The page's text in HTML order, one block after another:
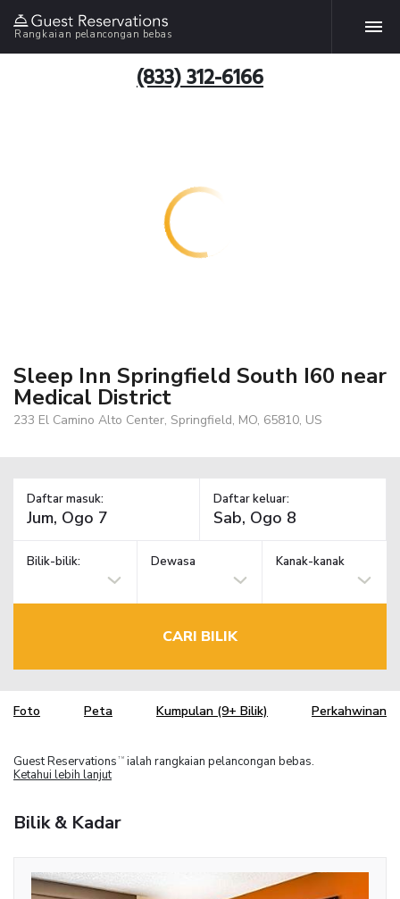
Rangkaian pelancongan bebas
(833) 312-6166
Sleep Inn Springfield South I60 near
Medical District
233 El Camino Alto Center, Springfield, MO, 65810, US
Daftar masuk: Daftar keluar:
Bilik-bilik: Dewasa Kanak-kanak
CARI BILIK
Foto Peta Kumpulan (9+ Bilik) Perkahwinan
Guest Reservations TM ialah rangkaian pelancongan bebas.
Ketahui lebih lanjut
Bilik & Kadar